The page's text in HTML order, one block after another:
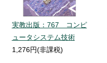
実教出版：767 コンピ
ュータシステム技術
1,276円(非課税)